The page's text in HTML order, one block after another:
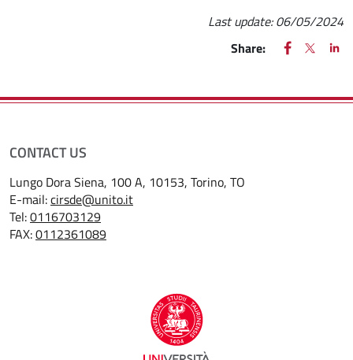
Last update:06/05/2024
Share:
FACEBOOK
(apre una
X
(apre
CONTACT US
Lungo Dora Siena, 100 A, 10153, Torino, TO
E-mail:cirsde@unito.it
Tel:0116703129
FAX:0112361089